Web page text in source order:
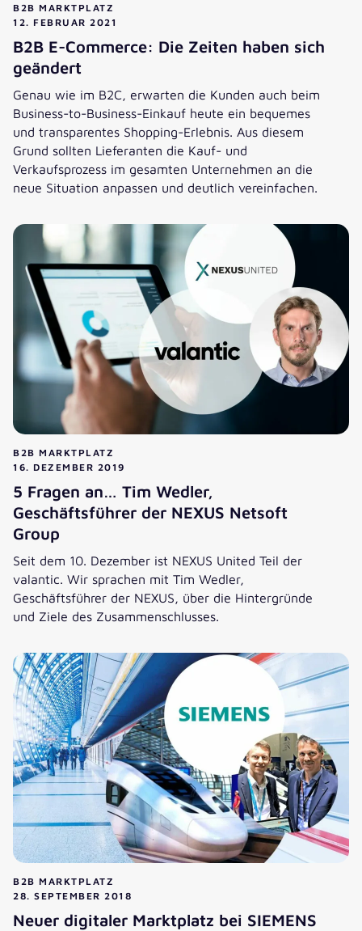
B2B MARKTPLATZ
12. FEBRUAR 2021
B2B E-Commerce: Die Zeiten haben sich
geändert
Genau wie im B2C, erwarten die Kunden auch beim
Business-to-Business-Einkauf heute ein bequemes
und transparentes Shopping-Erlebnis. Aus diesem
Grund sollten Lieferanten die Kauf- und
Verkaufsprozess im gesamten Unternehmen an die
neue Situation anpassen und deutlich vereinfachen.
B2B MARKTPLATZ
16. DEZEMBER 2019
5 Fragen an… Tim Wedler,
Geschäftsführer der NEXUS Netsoft
Group
Seit dem 10. Dezember ist NEXUS United Teil der
valantic. Wir sprachen mit Tim Wedler,
Geschäftsführer der NEXUS, über die Hintergründe
und Ziele des Zusammenschlusses.
B2B MARKTPLATZ
28. SEPTEMBER 2018
Neuer digitaler Marktplatz bei SIEMENS